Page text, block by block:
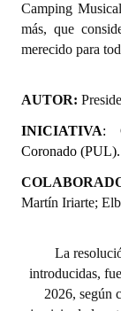
Camping
más, que
merecido para
AUTOR:
INICIATIVA:
Coronado (PUL).
Martín Iriarte;
La
introducidas,
2026, según